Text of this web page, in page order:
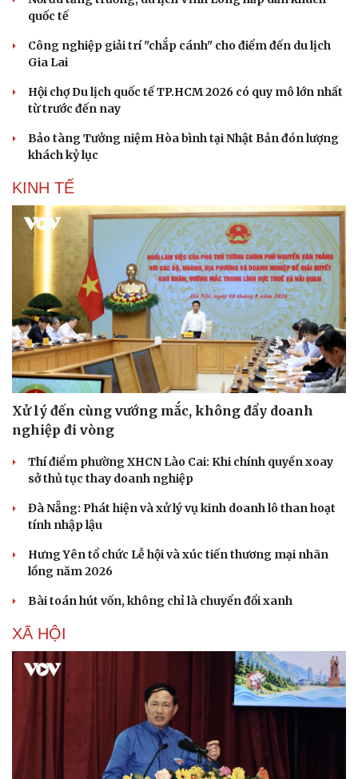
Du lịch
Tư vấn
Săn Tour
Câu chuyện thời sự
Đọc truyện đêm khuya
Cửa sổ tình yêu
Kể chuyện cho bé
quốc tế
Công nghiệp giải trí "chắp cánh" cho điểm đến du lịch
Gia Lai
Hội chợ Du lịch quốc tế TP.HCM 2026 có quy mô lớn nhất
từ trước đến nay
Bảo tàng Tưởng niệm Hòa bình tại Nhật Bản đón lượng
khách kỷ lục
KINH TẾ
Xử lý đến cùng vướng mắc, không đẩy doanh
nghiệp đi vòng
Thí điểm phường XHCN Lào Cai: Khi chính quyền xoay
sở thủ tục thay doanh nghiệp
Đà Nẵng: Phát hiện và xử lý vụ kinh doanh lô than hoạt
tính nhập lậu
Hưng Yên tổ chức Lễ hội và xúc tiến thương mại nhãn
lồng năm 2026
Bài toán hút vốn, không chỉ là chuyển đổi xanh
XÃ HỘI